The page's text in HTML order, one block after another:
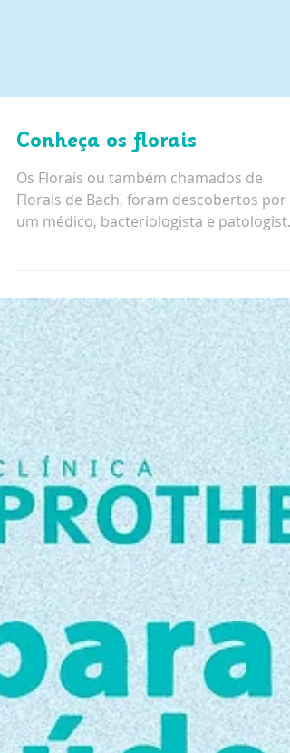
Os Florais ou também chamados de
Florais de Bach, foram descobertos por
um médico, bacteriologista e patologista
que dá nome a essas...